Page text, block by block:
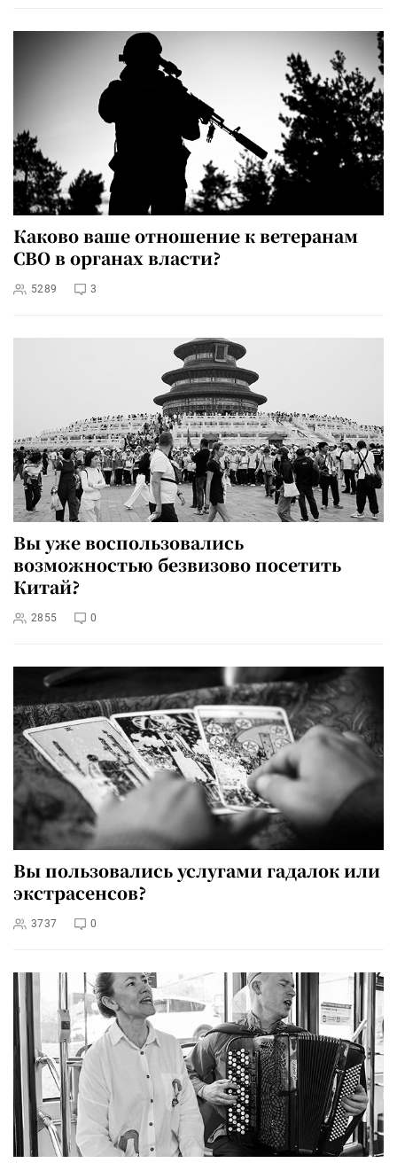
Каково ваше отношение к ветеранам
СВО в органах власти?
5289 3
Вы уже воспользовались
возможностью безвизово посетить
Китай?
2855 0
Вы пользовались услугами гадалок или
экстрасенсов?
3737 0